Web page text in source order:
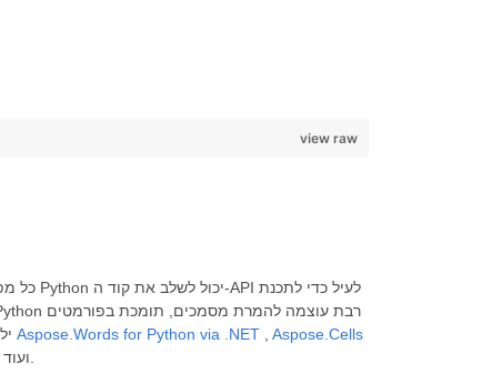
view raw
Aspose.Words for Python via .NET
Aspose.Cells